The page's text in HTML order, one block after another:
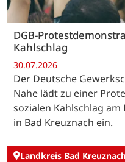
DGB-
Kahlschlag
30.07.2026
Der Deutsche
Nahe lädt zu einer
sozialen Kahlschlag
in Bad Kreuznach ein.
Landkreis Bad